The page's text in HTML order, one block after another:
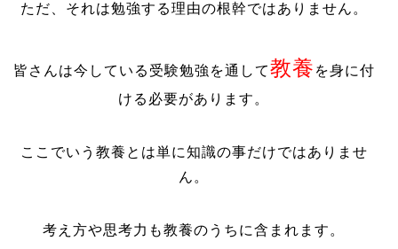
ただ、それは勉強する理由の根幹ではありません。
皆さんは今している受験勉強を通して教養 を身に付
ける必要があります。
ここでいう教養とは単に知識の事だけではありませ
ん。
考え方や思考力も教養のうちに含まれます。